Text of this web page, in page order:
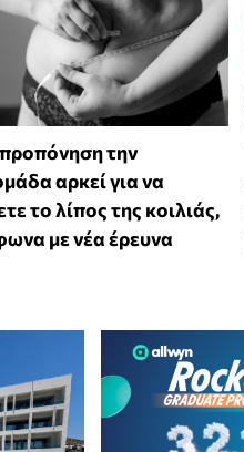
την
αρκεί για να
το λίπος της κοιλιάς,
με νέα έρευνα